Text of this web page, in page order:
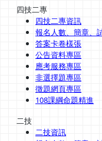
四技二專
四技二專資訊
報名人數、簡章、
答案卡卷樣張
公告資料專區
應考服務專區
非選擇題專區
徵題網頁專區
108課綱命題精進
二技
二技資訊